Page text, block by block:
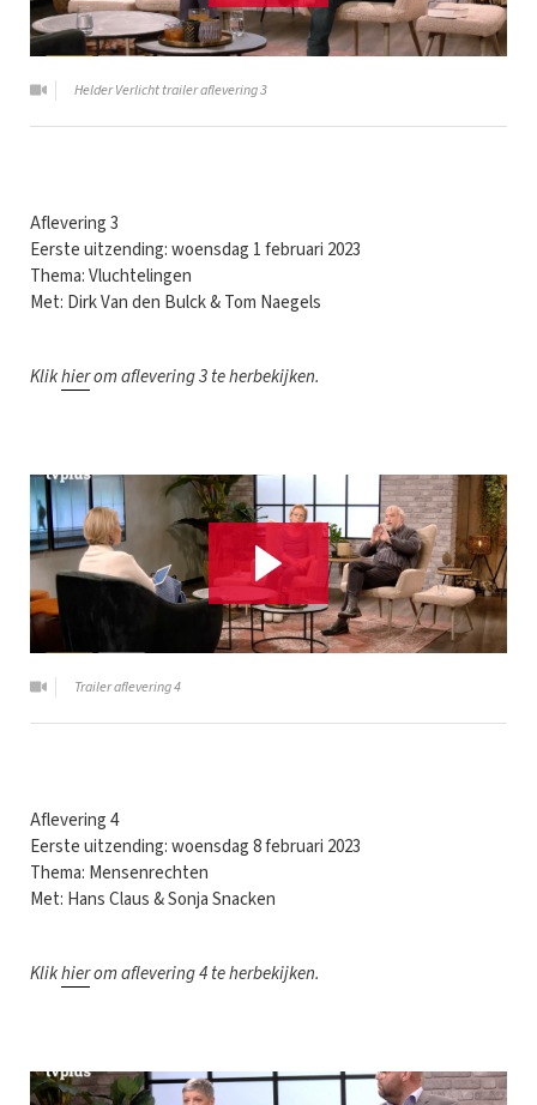
Helder Verlicht trailer aflevering 3
Aflevering 3
Eerste uitzending: woensdag 1 februari 2023
Thema: Vluchtelingen
Met: Dirk Van den Bulck & Tom Naegels
Klikhierom aflevering 3 te herbekijken.
Trailer aflevering 4
Aflevering 4
Eerste uitzending: woensdag 8 februari 2023
Thema: Mensenrechten
Met: Hans Claus & Sonja Snacken
Klikhierom aflevering 4 te herbekijken.